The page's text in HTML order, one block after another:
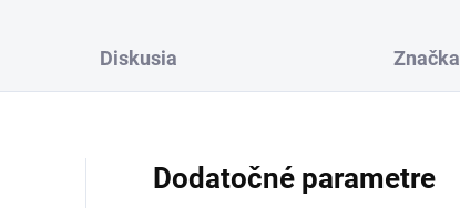
Diskusia Značka
Dodatočné parametre